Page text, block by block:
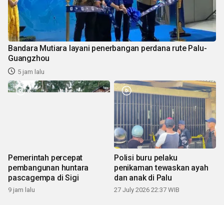
Bandara Mutiara layani penerbangan perdana rute Palu-
Guangzhou
5 jam lalu
Pemerintah percepat
pembangunan huntara
pascagempa di Sigi
9 jam lalu
Polisi buru pelaku
penikaman tewaskan ayah
dan anak di Palu
27 July 2026 22:37 WIB